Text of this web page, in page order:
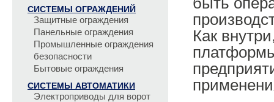
СИСТЕМЫ ОГРАЖДЕНИЙ
Защитные ограждения
Панельные ограждения
Промышленные ограждения
безопасности
Бытовые ограждения
СИСТЕМЫ АВТОМАТИКИ
Электроприводы для ворот
Как